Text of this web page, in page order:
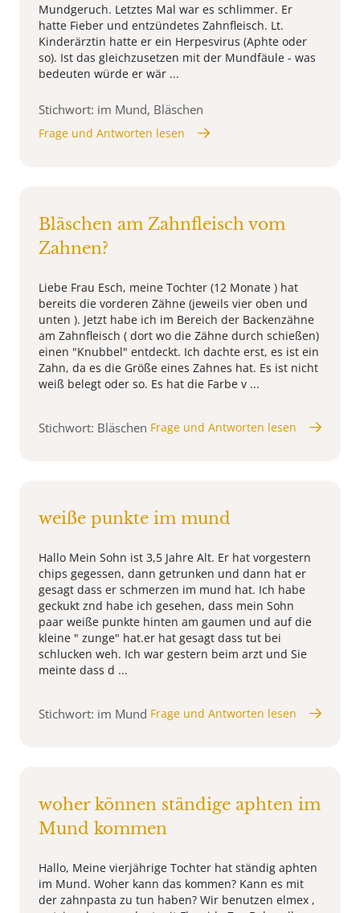
Mundgeruch. Letztes Mal war es schlimmer. Er
hatte Fieber und entzündetes Zahnfleisch. Lt.
Kinderärztin hatte er ein Herpesvirus (Aphte oder
so). Ist das gleichzusetzen mit der Mundfäule - was
bedeuten würde er wär ...
Stichwort: im Mund, Bläschen
Frage und Antworten lesen
Bläschen am Zahnfleisch vom
Zahnen?
Liebe Frau Esch, meine Tochter (12 Monate ) hat
bereits die vorderen Zähne (jeweils vier oben und
unten ). Jetzt habe ich im Bereich der Backenzähne
am Zahnfleisch ( dort wo die Zähne durch schießen)
einen "Knubbel" entdeckt. Ich dachte erst, es ist ein
Zahn, da es die Größe eines Zahnes hat. Es ist nicht
weiß belegt oder so. Es hat die Farbe v ...
Stichwort: Bläschen Frage und Antworten lesen
weiße punkte im mund
Hallo Mein Sohn ist 3,5 Jahre Alt. Er hat vorgestern
chips gegessen, dann getrunken und dann hat er
gesagt dass er schmerzen im mund hat. Ich habe
geckukt znd habe ich gesehen, dass mein Sohn
paar weiße punkte hinten am gaumen und auf die
kleine " zunge" hat.er hat gesagt dass tut bei
schlucken weh. Ich war gestern beim arzt und Sie
meinte dass d ...
Stichwort: im Mund Frage und Antworten lesen
woher können ständige aphten im
Mund kommen
Hallo, Meine vierjährige Tochter hat ständig aphten
im Mund. Woher kann das kommen? Kann es mit
der zahnpasta zu tun haben? Wir benutzen elmex ,